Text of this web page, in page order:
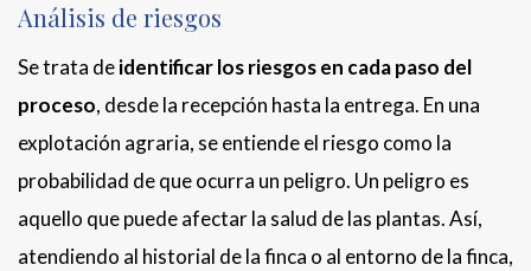
Análisis de riesgos
Se trata deidentificar los riesgosen cada paso del
proceso, desde la recepción hasta la entrega. En una
explotación agraria, se entiende el riesgo como la
probabilidad de que ocurra un peligro. Un peligro es
aquello que puede afectar la salud de las plantas. Así,
atendiendo al historial de la finca o al entorno de la finca,